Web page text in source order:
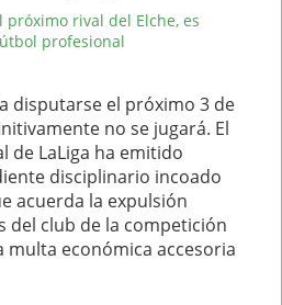
rival del Elche, es
profesional
disputarse el próximo 3 de
no se jugará. El
de LaLiga ha emitido
disciplinario incoado
acuerda la expulsión
club de la competición
multa económica accesoria